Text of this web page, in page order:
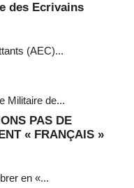
des Ecrivains
(AEC)...
Militaire de...
PAS DE
« FRANÇAIS »
en «...